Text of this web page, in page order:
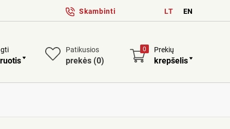
Skambinti LT EN
Patikusios
prekės (0)
0 Prekių
krepšelis